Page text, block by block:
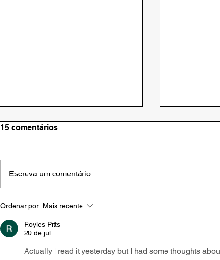
Em Brasília, AMEAP
cumpre agenda para
viabilizar parcerias
15 comentários
Escreva um comentário
Ordenar por: Mais recente
Royles Pitts
20 de jul.
Actually I read it yesterday but I had some thoughts